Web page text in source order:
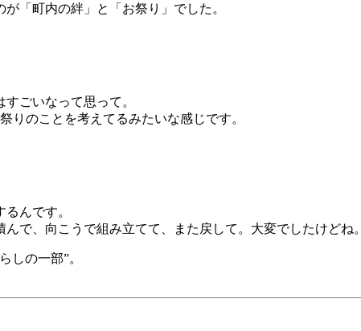
「町内の絆」と「お祭り」でした。
ごいなって思って。
りのことを考えてるみたいな感じです。
んです。
で、向こうで組み立てて、また戻して。大変でしたけどね。
しの一部”。